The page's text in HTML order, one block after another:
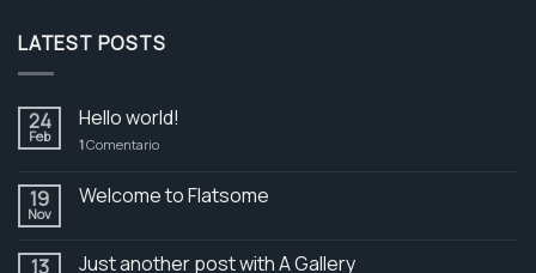
LATEST POSTS
24
Feb
Hello world!
1Comentario
19
Nov
Welcome to Flatsome
13 Just another post with A Gallery